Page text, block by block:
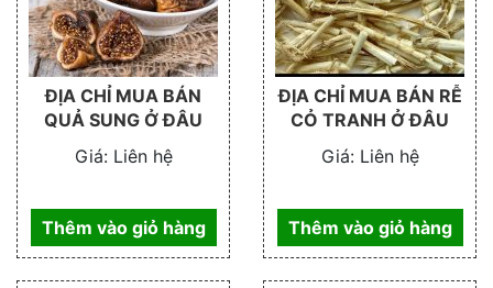
ĐỊA CHỈ MUA BÁN
QUẢ SUNG Ở ĐÂU
Giá:Liên hệ
Thêm vào giỏ hàng
ĐỊA CHỈ MUA BÁN RỄ
CỎ TRANH Ở ĐÂU
Giá:Liên hệ
Thêm vào giỏ hàng